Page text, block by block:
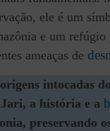
ele é um
e um refúgio
ameaças de
intocadas
a história e a
preservando